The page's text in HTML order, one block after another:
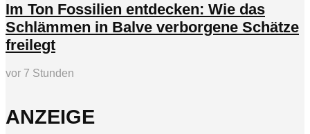
Im Ton Fossilien entdecken: Wie das
Schlämmen in Balve verborgene Schätze
freilegt
vor 7 Stunden
ANZEIGE